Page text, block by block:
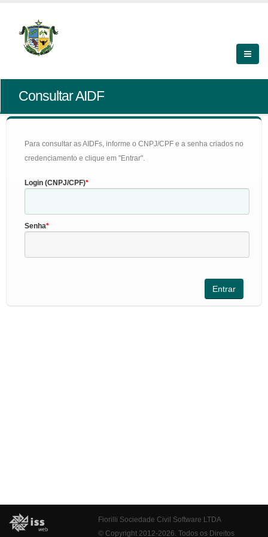
Consultar AIDF
Para consultar as AIDFs, informe o CNPJ/CPF e a senha criados no
credenciamento e clique em "Entrar".
Login (CNPJ/CPF)
Senha
Fiorilli Sociedade Civil Software LTDA
© Copyright 2012-2026. Todos os Direitos